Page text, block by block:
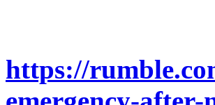
https://